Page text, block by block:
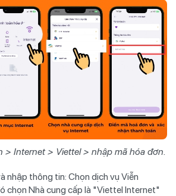
> Internet > Viettel > nhập mã hóa đơn.
nhập thông tin: Chọn dịch vụ Viễn
chọn Nhà cung cấp là "Viettel Internet"